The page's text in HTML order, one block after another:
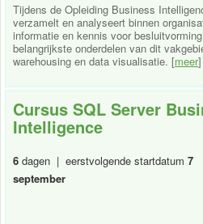
Tijdens de Opleiding Business
verzamelt en analyseert binnen
informatie en kennis voor
belangrijkste onderdelen van dit
warehousing en data visualisatie. [meer]
Cursus SQL Server
Intelligence
6 dagen | eerstvolgende startdatum 7
september